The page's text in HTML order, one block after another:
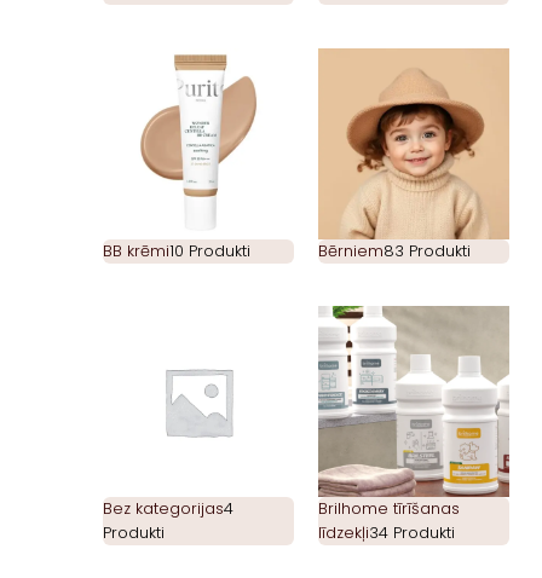
BB krēmi10 Produkti Bērniem83 Produkti
Bez kategorijas4
Produkti
Brilhome tīrīšanas
līdzekļi34 Produkti